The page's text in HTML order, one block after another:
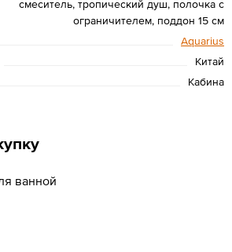
смеситель, тропический душ, полочка с
ограничителем, поддон 15 см
Aquarius
Китай
Кабина
ванной